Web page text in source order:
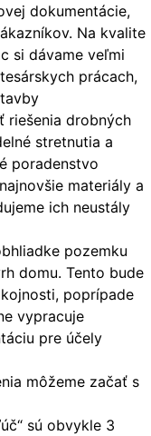
dokumentácie,
Na kvalite
si dávame veľmi
prácach,
riešenia drobných
stretnutia a
poradenstvo
materiály a
ich neustály
pozemku
domu. Tento bude
poprípade
vypracuje
pre účely
môžeme začať s
sú obvykle 3